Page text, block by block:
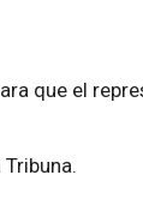
que el